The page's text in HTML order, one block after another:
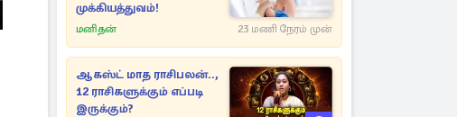
முக்கியத்துவம்!
மனிதன் 23 மணி நேரம் முன்
ஆகஸ்ட் மாத ராசிபலன்..,
12 ராசிகளுக்கும் எப்படி
இருக்கும்?